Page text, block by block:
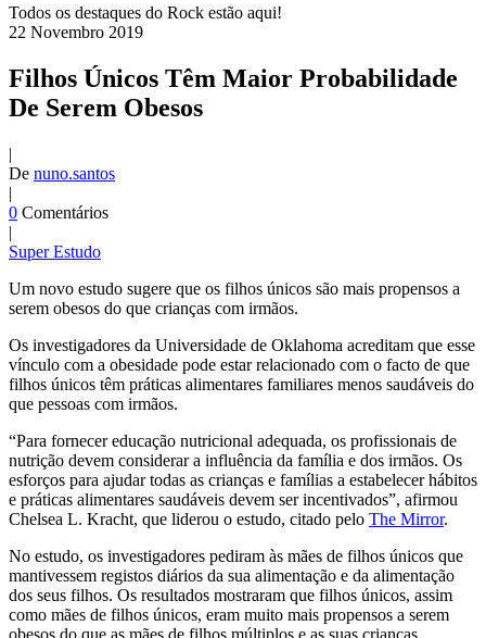
Todos os destaques do Rock estão aqui!
22 Novembro 2019
Filhos Únicos Têm Maior Probabilidade
De Serem Obesos
|
De nuno.santos
|
0 Comentários
|
Super Estudo
Um novo estudo sugere que os filhos únicos são mais propensos a
serem obesos do que crianças com irmãos.
Os investigadores da Universidade de Oklahoma acreditam que esse
vínculo com a obesidade pode estar relacionado com o facto de que
filhos únicos têm práticas alimentares familiares menos saudáveis do
que pessoas com irmãos.
“Para fornecer educação nutricional adequada, os profissionais de
nutrição devem considerar a influência da família e dos irmãos. Os
esforços para ajudar todas as crianças e famílias a estabelecer hábitos
e práticas alimentares saudáveis devem ser incentivados”, afirmou
Chelsea L. Kracht, que liderou o estudo, citado pelo The Mirror.
No estudo, os investigadores pediram às mães de filhos únicos que
mantivessem registos diários da sua alimentação e da alimentação
dos seus filhos. Os resultados mostraram que filhos únicos, assim
como mães de filhos únicos, eram muito mais propensos a serem